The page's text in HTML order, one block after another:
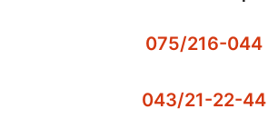
075/216-044
043/21-22-44